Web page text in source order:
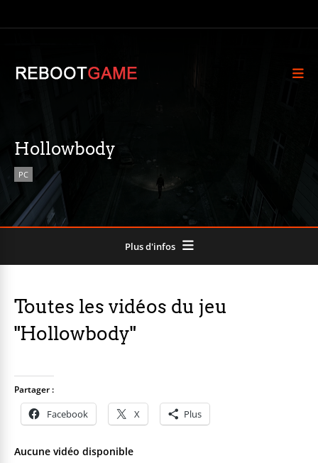
Hollowbody
PC
Plus d'infos
Toutes les vidéos du jeu
"Hollowbody"
Partager :
Facebook X Plus
Aucune vidéo disponible